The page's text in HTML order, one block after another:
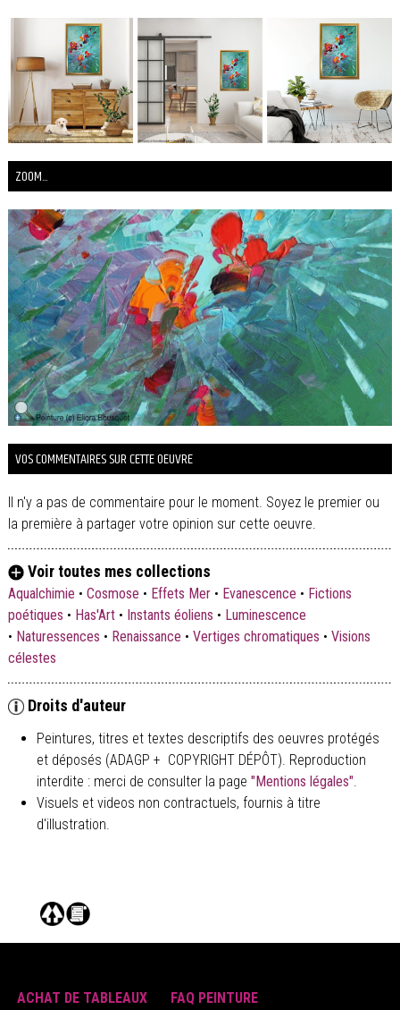
ZOOM...
VOS COMMENTAIRES SUR CETTE OEUVRE
Il n'y a pas de commentaire pour le moment. Soyez le premier ou
la première à partager votre opinion sur cette oeuvre.
Voir toutes mes collections
Aqualchimie • Cosmose • Effets Mer• Evanescence • Fictions
poétiques • Has'Art• Instants éoliens • Luminescence
• Naturessences • Renaissance • Vertiges chromatiques • Visions
célestes
Droits d'auteur
Peintures, titres et textes descriptifs des oeuvres protégés
et déposés (ADAGP + COPYRIGHT DÉPÔT). Reproduction
interdite : merci de consulter la page "Mentions légales".
Visuels et videos non contractuels, fournis à titre
d'illustration.
ACHAT DE TABLEAUX
FAQ PEINTURE